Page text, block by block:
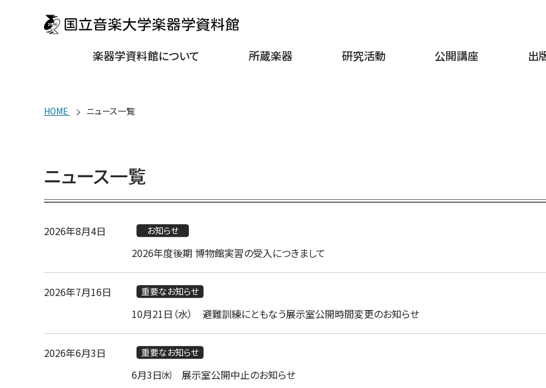
楽器学資料館について 所蔵楽器 研究活動 公開講座 出
HOME ニュース一覧
ニュース一覧
2026年8月4日 お知らせ
2026年度後期 博物館実習の受入につきまして
2026年7月16日 重要なお知らせ
10月21日（水） 避難訓練にともなう展示室公開時間変更のお知らせ
2026年6月3日 重要なお知らせ
6月3日㈬ 展示室公開中止のお知らせ